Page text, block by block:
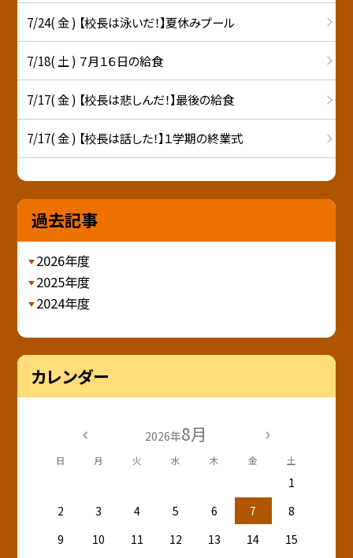
7/24( 金 ) 【校長は泳いだ！】夏休みプール
7/18( 土 ) ７月１６日の給食
7/17( 金 ) 【校長は悲しんだ！】最後の給食
7/17( 金 ) 【校長は話した！】１学期の終業式
過去記事
2026年度
2025年度
2024年度
カレンダー
2026年8月
日 月 火 水 木 金 土
1
2
3 4 5 6 7
8
9
10 11 12 13 14
15